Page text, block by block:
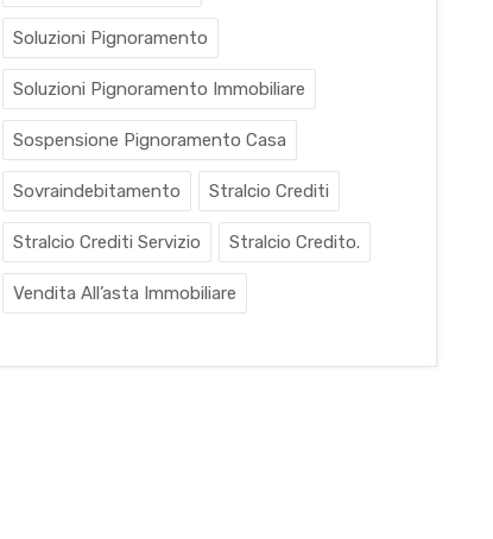
Soluzioni Pignoramento
Soluzioni Pignoramento Immobiliare
Sospensione Pignoramento Casa
Sovraindebitamento Stralcio Crediti
Stralcio Crediti Servizio Stralcio Credito.
Vendita All’asta Immobiliare